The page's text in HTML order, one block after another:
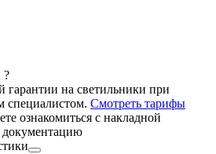
гарантии на светильники при
специалистом. Смотреть тарифы
ознакомиться с накладной
документацию